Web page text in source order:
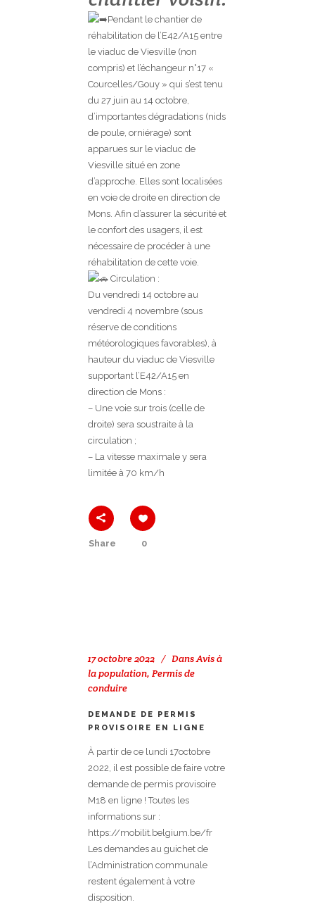
Pendant le chantier de
réhabilitation de l’E42/A15 entre
le viaduc de Viesville (non
compris) et l’échangeur n°17 «
Courcelles/Gouy » qui s’est tenu
du 27 juin au 14 octobre,
d’importantes dégradations (nids
de poule, orniérage) sont
apparues sur le viaduc de
Viesville situé en zone
d’approche. Elles sont localisées
en voie de droite en direction de
Mons. Afin d’assurer la sécurité et
le confort des usagers, il est
nécessaire de procéder à une
réhabilitation de cette voie.
Circulation :
Du vendredi 14 octobre au
vendredi 4 novembre (sous
réserve de conditions
météorologiques favorables), à
hauteur du viaduc de Viesville
supportant l’E42/A15 en
direction de Mons :
– Une voie sur trois (celle de
droite) sera soustraite à la
circulation ;
– La vitesse maximale y sera
limitée à 70 km/h
Share 0
17 octobre 2022 DansAvis à
la population, Permis de
conduire
DEMANDE DE PERMIS
PROVISOIRE EN LIGNE
À partir de ce lundi 17octobre
2022, il est possible de faire votre
demande de permis provisoire
M18 en ligne ! Toutes les
informations sur :
https://mobilit.belgium.be/fr
Les demandes au guichet de
l’Administration communale
restent également à votre
disposition.